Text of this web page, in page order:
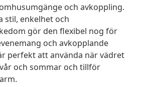
och avkoppling.
stil, enkelhet och
gör den flexibel nog för
och avkopplande
perfekt att använda när vädret
och sommar och tillför